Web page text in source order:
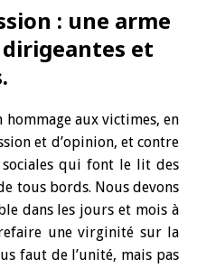
: une arme
et
aux victimes, en
et d’opinion, et contre
qui font le lit des
tous bords. Nous devons
dans les jours et mois à
une virginité sur la
faut de l’unité, mais pas